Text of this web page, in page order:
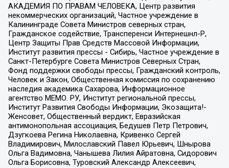
АКАДЕМИЯ ПО ПРАВАМ ЧЕЛОВЕКА, Центр развития
некоммерческих организаций, Частное учреждение в
Калининграде Совета Министров северных стран,
Гражданское содействие, Трансперенси Интернешнл-Р,
Центр Защиты Прав Средств Массовой Информации,
Институт развития прессы - Сибирь, Частное учреждение в
Санкт-Петербурге Совета Министров Северных Стран,
Фонд поддержки свободы прессы, Гражданский контроль,
Человек и Закон, Общественная комиссия по сохранению
наследия академика Сахарова, Информационное
агентство МЕМО. РУ, Институт региональной прессы,
Институт Развития Свободы Информации, Экозащита!-
Женсовет, Общественный вердикт, Евразийская
антимонопольная ассоциация, Бедушев Петр Петрович,
Дзугкоева Регина Николаевна, Кривенко Сергей
Владимирович, Милославский Павел Юрьевич, Шнырова
Ольга Вадимовна, Чанышева Лилия Айратовна, Сидорович
Ольга Борисовна, Туровский Александр Алексеевич,